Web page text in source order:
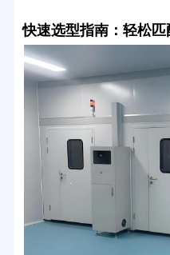
快速选型指南：轻松